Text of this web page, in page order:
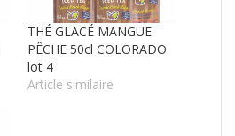
THÉ GLACÉ MANGUE
PÊCHE 50cl COLORADO
lot 4
Article similaire